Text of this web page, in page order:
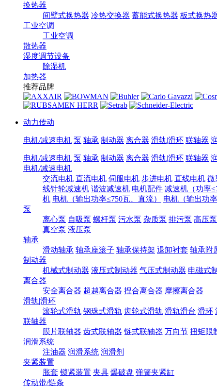
换热器
间壁式换热器 冷热交换器 蓄能式换热器 板式换热
工业空调
工业空调
散热器
湿度调节设备
除湿机
加热器
推荐品牌
动力传动
电机/减速电机 泵 轴承 制动器 离合器 滑轨|滑环 联轴器
电机/减速电机 泵 轴承 制动器 离合器 滑轨|滑环 联轴器
电机/减速电机
交流电机 直流电机 伺服电机 步进电机 直线电机 微
线针轮减速机 谐波减速机 电机配件 减速机（功率
机 电机（输出功率≤750瓦、直流）
电机（输出功
泵
离心泵 自吸泵 螺杆泵 污水泵 杂质泵 排污泵 高压泵
真空泵 液压泵
轴承
滑动轴承 轴承座滚子 轴承保持架 退卸衬套 轴承附
制动器
机械式制动器 液压式制动器 气压式制动器 电磁式
离合器
安全离合器 超越离合器 捏合离合器 摩擦离合器
滑轨|滑环
滚轮式滑轨 钢珠式滑轨 齿轮式滑轨 滑轨滑台 滑环
联轴器
膜片联轴器 齿式联轴器 链式联轴器 万向节 扭矩限
润滑系统
注油器 润滑系统 润滑剂
夹紧装置
胀套 锁紧装置 夹具 爆破盘 弹簧夹紧缸
传动带/链条